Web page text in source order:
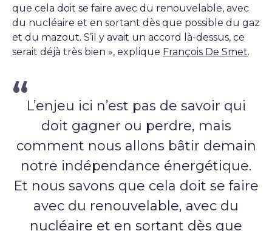
que cela doit se faire avec du renouvelable, avec
du nucléaire et en sortant dès que possible du gaz
et du mazout. S’il y avait un accord là-dessus, ce
serait déjà très bien », explique François De Smet.
L’enjeu ici n’est pas de savoir qui
doit gagner ou perdre, mais
comment nous allons bâtir demain
notre indépendance énergétique.
Et nous savons que cela doit se faire
avec du renouvelable, avec du
nucléaire et en sortant dès que